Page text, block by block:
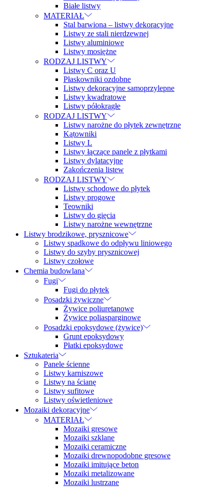
Białe listwy
MATERIAŁ
Stal barwiona – listwy dekoracyjne
Listwy ze stali nierdzewnej
Listwy aluminiowe
Listwy mosiężne
RODZAJ LISTWY
Listwy C oraz U
Płaskowniki ozdobne
Listwy dekoracyjne samoprzylepne
Listwy kwadratowe
Listwy półokrągłe
RODZAJ LISTWY
Listwy narożne do płytek zewnętrzne
Kątowniki
Listwy L
Listwy łączące panele z płytkami
Listwy dylatacyjne
Zakończenia listew
RODZAJ LISTWY
Listwy schodowe do płytek
Listwy progowe
Teowniki
Listwy do gięcia
Listwy narożne wewnętrzne
Listwy brodzikowe, prysznicowe
Listwy spadkowe do odpływu liniowego
Listwy do szyby prysznicowej
Listwy czołowe
Chemia budowlana
Fugi
Fugi do płytek
Posadzki żywiczne
Żywice poliuretanowe
Żywice poliasparginowe
Posadzki epoksydowe (żywice)
Grunt epoksydowy
Płatki epoksydowe
Sztukateria
Panele ścienne
Listwy karniszowe
Listwy na ścianę
Listwy sufitowe
Listwy oświetleniowe
Mozaiki dekoracyjne
MATERIAŁ
Mozaiki gresowe
Mozaiki szklane
Mozaiki ceramiczne
Mozaiki drewnopodobne gresowe
Mozaiki imitujące beton
Mozaiki metalizowane
Mozaiki lustrzane